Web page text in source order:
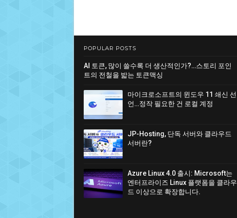
POPULAR POSTS
AI 토큰, 많이 쓸수록 더 생산적인가?…스토리 포인
트의 전철을 밟는 토큰맥싱
마이크로소프트의 윈도우 11 쇄신 선
언…정작 필요한 건 로컬 계정
JP-Hosting, 단독 서버와 클라우드
서버란?
Azure Linux 4.0 출시: Microsoft는
엔터프라이즈 Linux 플랫폼을 클라우
드 이상으로 확장합니다.